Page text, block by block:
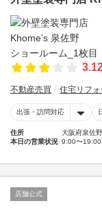
不動産売買 住宅リフ
出張・訪問対応
住所
大阪府泉佐
本日の営業状況 9:00〜19:00
店舗公式